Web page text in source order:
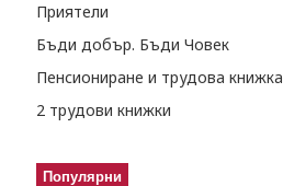
Приятели
Бъди добър. Бъди Човек
Пенсиониране и трудова книжка
2 трудови книжки
Популярни